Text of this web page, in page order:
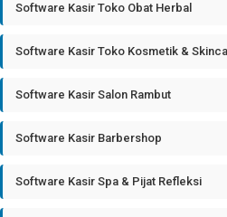
Software Kasir Toko Obat Herbal
Software Kasir Toko Kosmetik &
Software Kasir Salon Rambut
Software Kasir Barbershop
Software Kasir Spa & Pijat Refleksi